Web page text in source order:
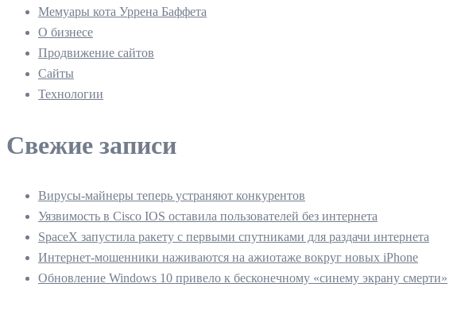
Мемуары кота Уррена Баффета
О бизнесе
Продвижение сайтов
Сайты
Технологии
Свежие записи
Вирусы-майнеры теперь устраняют конкурентов
Уязвимость в Cisco IOS оставила пользователей без интернета
SpaceX запустила ракету с первыми спутниками для раздачи интернета
Интернет-мошенники наживаются на ажиотаже вокруг новых iPhone
Обновление Windows 10 привело к бесконечному «синему экрану смерти»